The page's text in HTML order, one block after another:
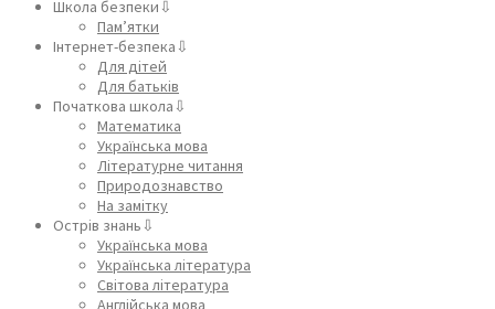
Школа безпеки⇩
Пам’ятки
Інтернет-безпека⇩
Для дітей
Для батьків
Початкова школа⇩
Математика
Українська мова
Літературне читання
Природознавство
На замітку
Острів знань⇩
Українська мова
Українська література
Світова література
Англійська мова